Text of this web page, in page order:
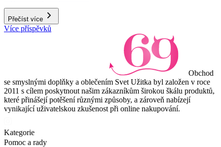
Přečíst více
Více příspěvků
Obchod
se smyslnými doplňky a oblečením Svet Užitka byl založen v roce
2011 s cílem poskytnout našim zákazníkům širokou škálu produktů,
které přinášejí potěšení různými způsoby, a zároveň nabízejí
vynikající uživatelskou zkušenost při online nakupování.
Kategorie
Pomoc a rady